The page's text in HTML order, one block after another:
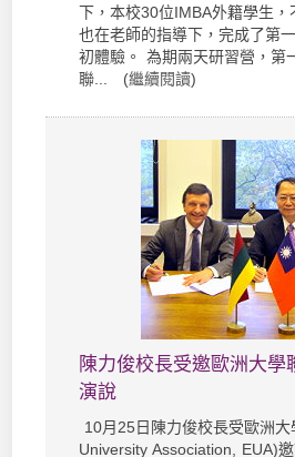
下，本校30位IMBA外籍學生，
也在老師的指導下，完成了第
初體驗。 為期兩天研習營，第
聯... (繼續閱讀)
陳力俊校長受邀歐洲大學
演說
10月25日陳力俊校長受歐洲
University Association, EUA)